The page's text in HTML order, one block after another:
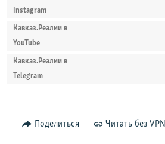
Instagram
Кавказ.Реалии в
YouTube
Кавказ.Реалии в
Telegram
Поделиться Читать без VPN